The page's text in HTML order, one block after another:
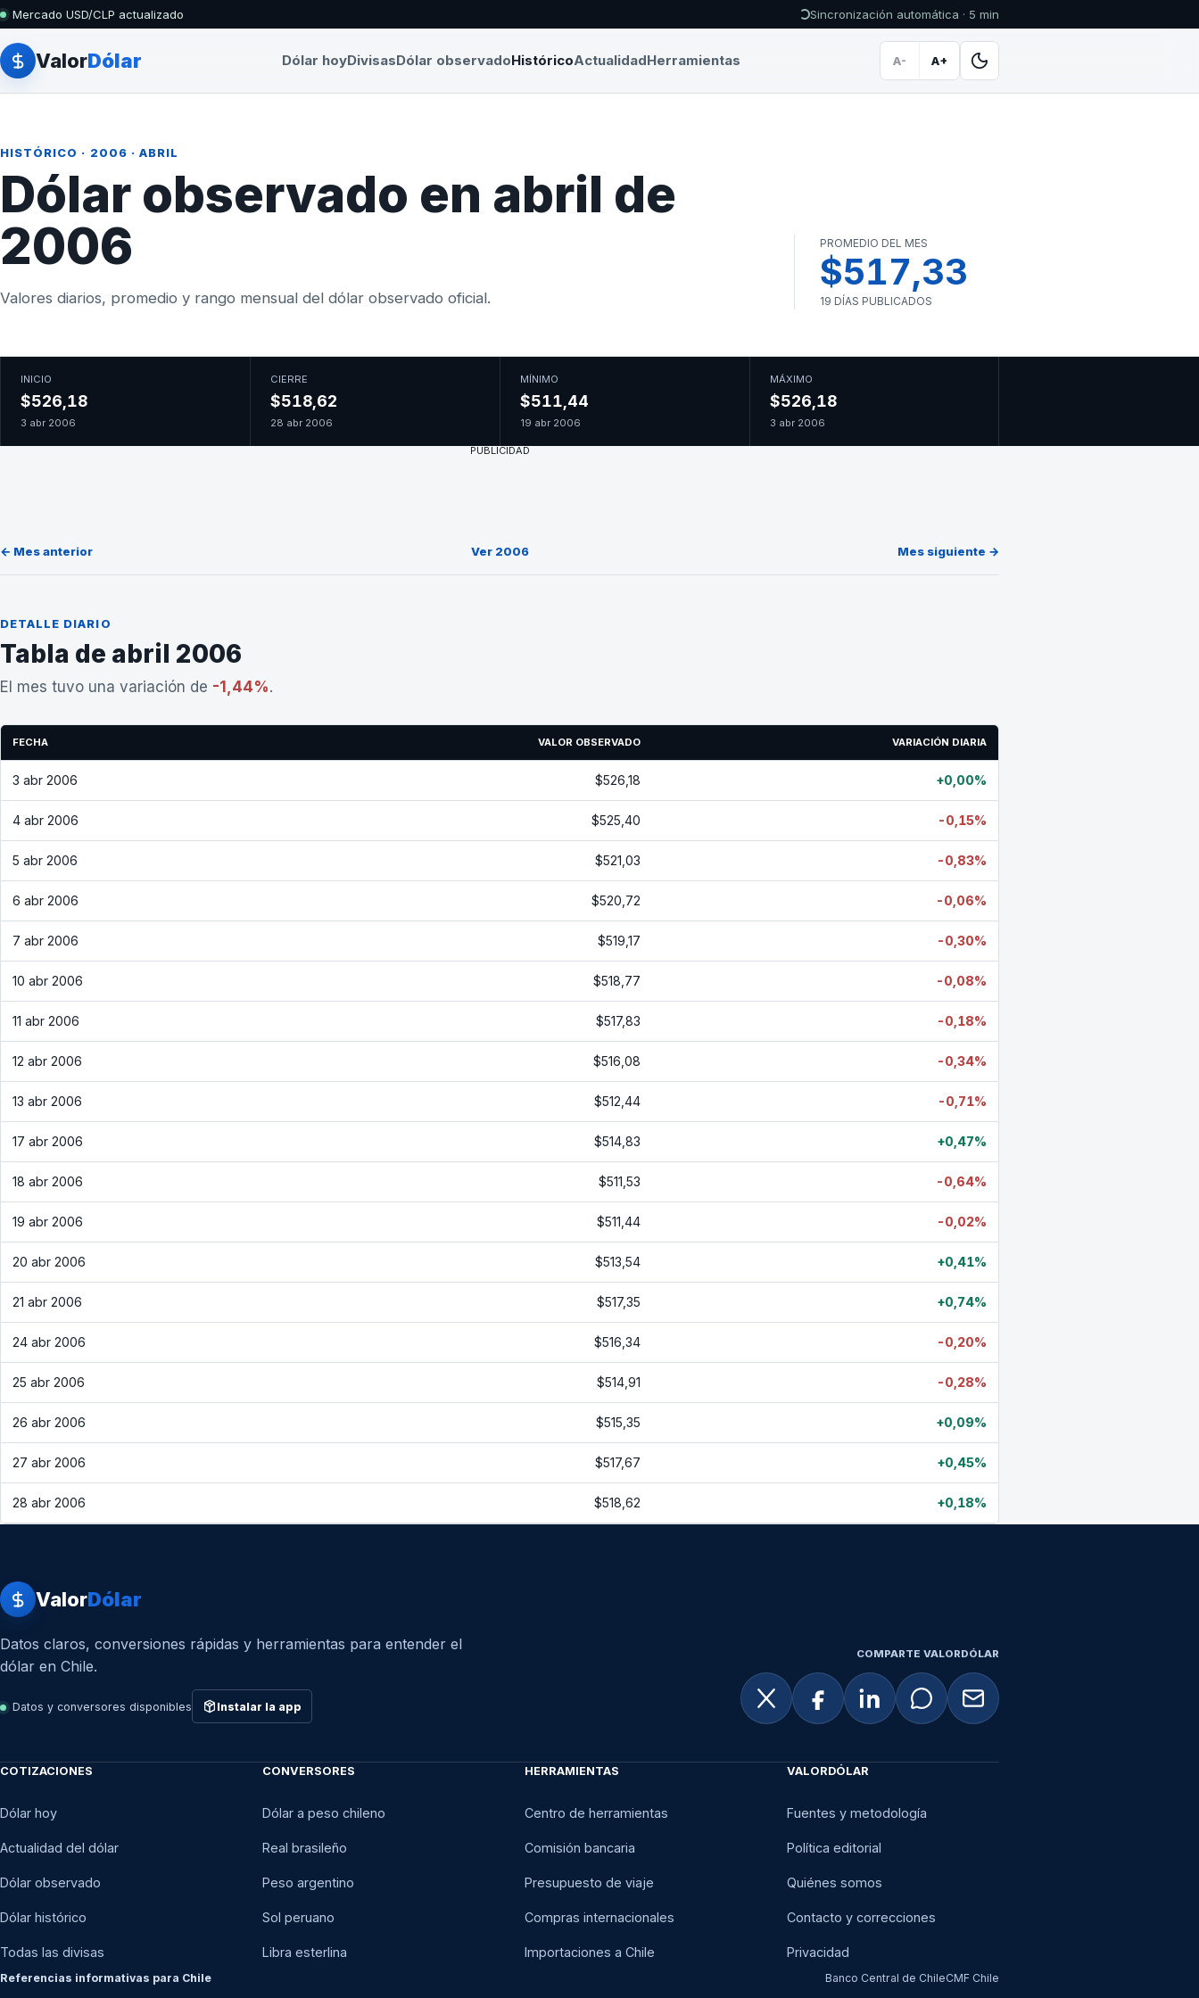
Mercado USD/CLP actualizado Sincronización automática · 5 min
ValorDólar Dólar hoyDivisasDólar observadoHistóricoActualidadHerramientas A- A+
HISTÓRICO · 2006 · ABRIL
Dólar observado en abril de
2006
Valores diarios, promedio y rango mensual del dólar observado oficial.
PROMEDIO DEL MES
$517,33
19 DÍAS PUBLICADOS
INICIO
$526,18
3 abr 2006
CIERRE
$518,62
28 abr 2006
MÍNIMO
$511,44
19 abr 2006
MÁXIMO
$526,18
3 abr 2006
PUBLICIDAD
← Mes anterior Ver 2006 Mes siguiente →
DETALLE DIARIO
Tabla de abril 2006
El mes tuvo una variación de -1,44%.
FECHA VALOR OBSERVADO VARIACIÓN DIARIA
3 abr 2006 $526,18 +0,00%
4 abr 2006 $525,40 -0,15%
5 abr 2006 $521,03 -0,83%
6 abr 2006 $520,72 -0,06%
7 abr 2006 $519,17 -0,30%
10 abr 2006 $518,77 -0,08%
11 abr 2006 $517,83 -0,18%
12 abr 2006 $516,08 -0,34%
13 abr 2006 $512,44 -0,71%
17 abr 2006 $514,83 +0,47%
18 abr 2006 $511,53 -0,64%
19 abr 2006 $511,44 -0,02%
20 abr 2006 $513,54 +0,41%
21 abr 2006 $517,35 +0,74%
24 abr 2006 $516,34 -0,20%
25 abr 2006 $514,91 -0,28%
26 abr 2006 $515,35 +0,09%
27 abr 2006 $517,67 +0,45%
28 abr 2006 $518,62 +0,18%
ValorDólar
Datos claros, conversiones rápidas y herramientas para entender el
dólar en Chile.
Datos y conversores disponibles Instalar la app
COMPARTE VALORDÓLAR
COTIZACIONES
Dólar hoy
Actualidad del dólar
Dólar observado
Dólar histórico
Todas las divisas
CONVERSORES
Dólar a peso chileno
Real brasileño
Peso argentino
Sol peruano
Libra esterlina
HERRAMIENTAS
Centro de herramientas
Comisión bancaria
Presupuesto de viaje
Compras internacionales
Importaciones a Chile
VALORDÓLAR
Fuentes y metodología
Política editorial
Quiénes somos
Contacto y correcciones
Privacidad
Referencias informativas para Chile Banco Central de ChileCMF Chile